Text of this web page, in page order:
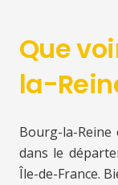
Que
la-
Bourg-la-
dans le
Île-de-France.